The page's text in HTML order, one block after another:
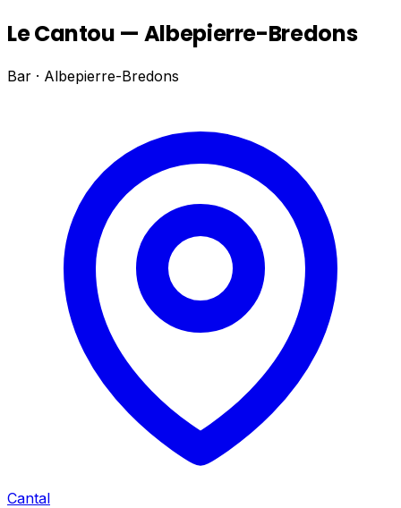
Le Cantou — Albepierre-Bredons
Bar · Albepierre-Bredons
Cantal